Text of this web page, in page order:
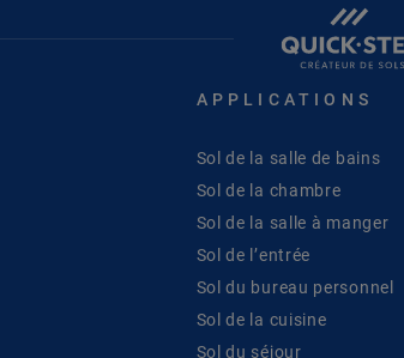
APPLICATIONS
Sol de la salle de bains
Sol de la chambre
Sol de la salle à manger
Sol de l’entrée
Sol du bureau personnel
Sol de la cuisine
Sol du séjour